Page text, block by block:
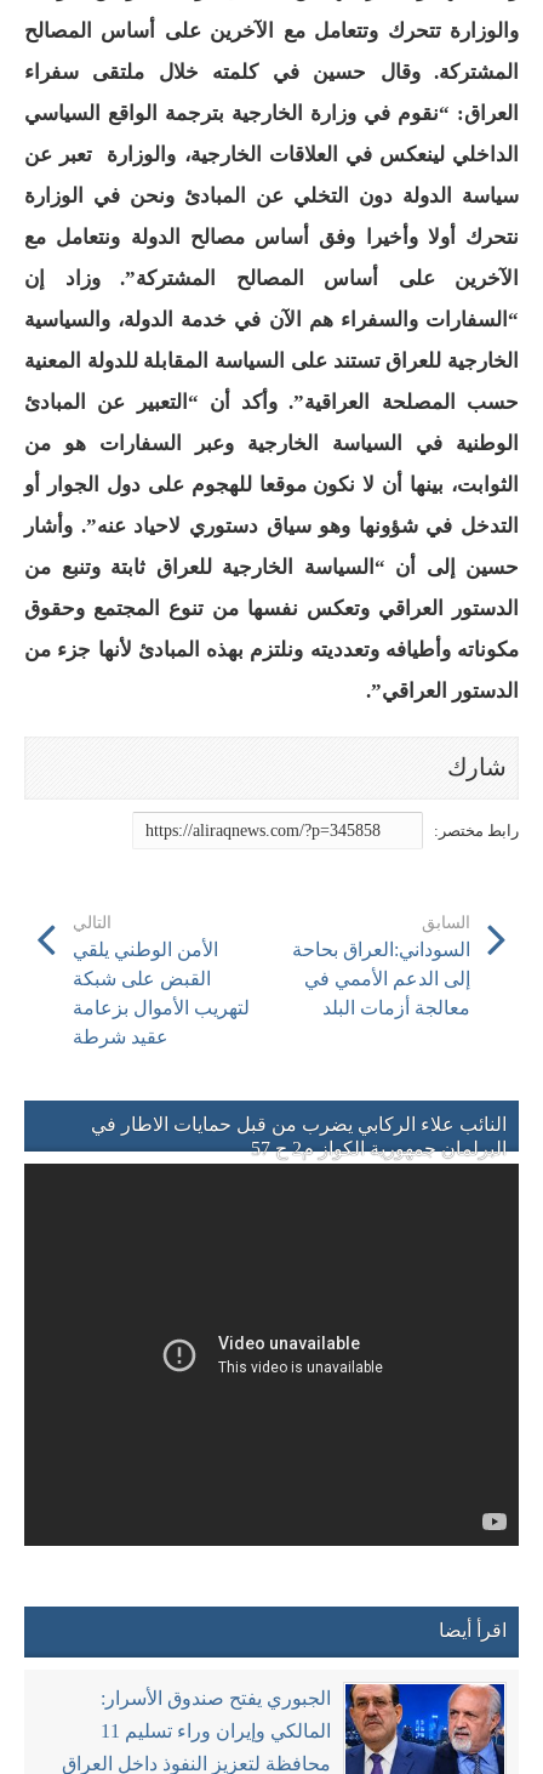
والوزارة تتحرك وتتعامل مع الآخرين على أساس المصالح
المشتركة. وقال حسين في كلمته خلال ملتقى سفراء
العراق: “نقوم في وزارة الخارجية بترجمة الواقع السياسي
الداخلي لينعكس في العلاقات الخارجية، والوزارة تعبر عن
سياسة الدولة دون التخلي عن المبادئ ونحن في الوزارة
نتحرك أولا وأخيرا وفق أساس مصالح الدولة ونتعامل مع
الآخرين على أساس المصالح المشتركة”. وزاد إن
“السفارات والسفراء هم الآن في خدمة الدولة، والسياسية
الخارجية للعراق تستند على السياسة المقابلة للدولة المعنية
حسب المصلحة العراقية”. وأكد أن “التعبير عن المبادئ
الوطنية في السياسة الخارجية وعبر السفارات هو من
الثوابت، بينها أن لا نكون موقعا للهجوم على دول الجوار أو
التدخل في شؤونها وهو سياق دستوري لاحياد عنه”. وأشار
حسين إلى أن “السياسة الخارجية للعراق ثابتة وتنبع من
الدستور العراقي وتعكس نفسها من تنوع المجتمع وحقوق
مكوناته وأطيافه وتعدديته ونلتزم بهذه المبادئ لأنها جزء من
الدستور العراقي”.
السابق
السوداني:العراق بحاحة
إلى الدعم الأممي في
معالجة أزمات البلد
التالي
الأمن الوطني يلقي
القبض على شبكة
لتهريب الأموال بزعامة
عقيد شرطة
النائب علاء الركابي يضرب من قبل حمايات الاطار في
البرلمان جمهورية الكواز م2 ح 57
اقرأ أيضا
الجبوري يفتح صندوق الأسرار:
المالكي وإيران وراء تسليم 11
محافظة لتعزيز النفوذ داخل العراق